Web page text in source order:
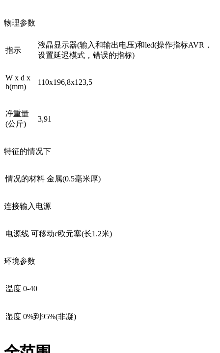
物理参数
指示
液晶显示器(输入和输出电压)和led(操作指标AVR，
设置延迟模式，错误的指标)
W x d x
h(mm)
110x196,8x123,5
净重量
(公斤)
3,91
特征的情况下
情况的材料 金属(0.5毫米厚)
连接输入电源
电源线 可移动c欧元塞(长1.2米)
环境参数
温度 0-40
湿度 0%到95%(非凝)